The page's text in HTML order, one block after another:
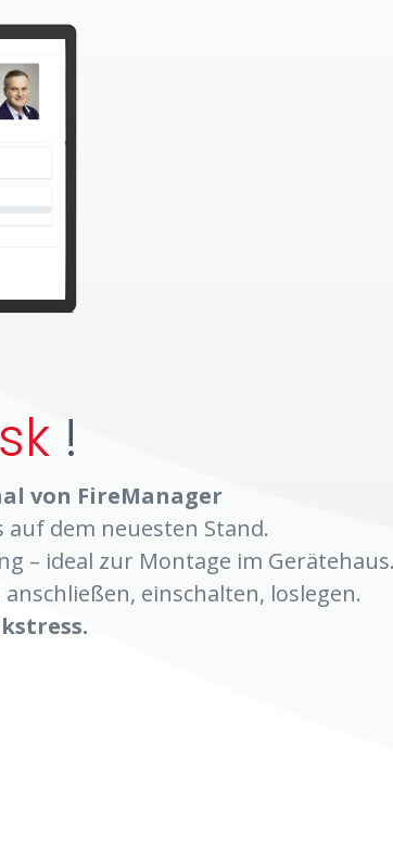
!
von FireManager
dem neuesten Stand.
– ideal zur Montage im Gerätehaus.
einschalten, loslegen.